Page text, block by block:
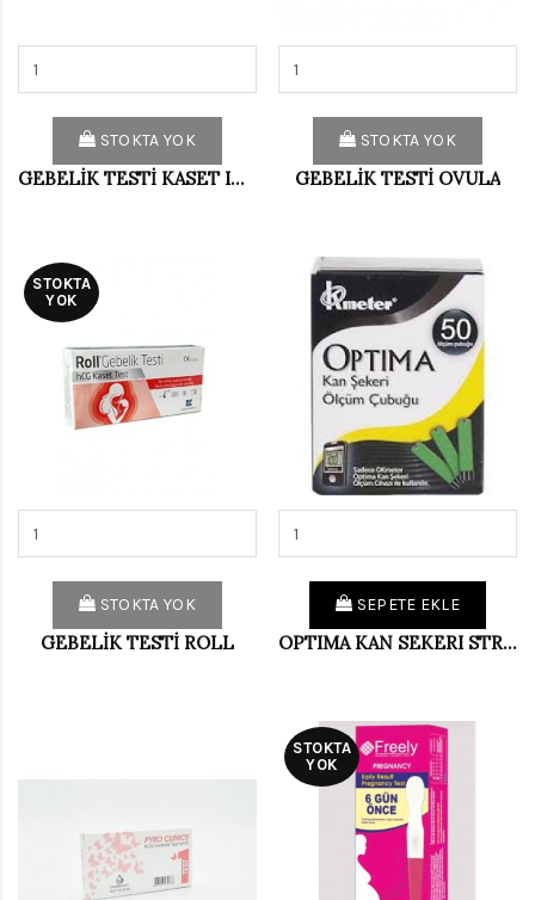
STOKTA YOK
GEBELİK TESTİ KASET IND ONE STEP
STOKTA YOK
GEBELİK TESTİ OVULA
STOKTA
YOK
STOKTA YOK
GEBELİK TESTİ ROLL
SEPETE EKLE
OPTIMA KAN SEKERI STRIP (50 TEST)
STOKTA
YOK